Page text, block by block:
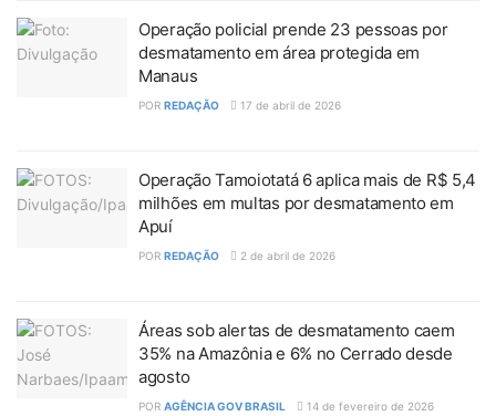
Operação policial prende 23 pessoas por
desmatamento em área protegida em
Manaus
POR REDAÇÃO 17 de abril de 2026
Operação Tamoiotatá 6 aplica mais de R$ 5,4
milhões em multas por desmatamento em
Apuí
POR REDAÇÃO 2 de abril de 2026
Áreas sob alertas de desmatamento caem
35% na Amazônia e 6% no Cerrado desde
agosto
POR AGÊNCIA GOV BRASIL 14 de fevereiro de 2026